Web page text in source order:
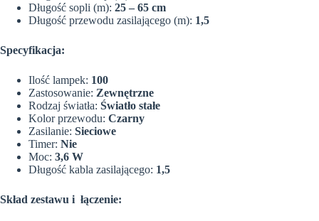
Długość sopli (m): 25 – 65 cm
Długość przewodu zasilającego (m): 1,5
Specyfikacja:
Ilość lampek: 100
Zastosowanie: Zewnętrzne
Rodzaj światła: Światło stałe
Kolor przewodu: Czarny
Zasilanie: Sieciowe
Timer: Nie
Moc: 3,6 W
Długość kabla zasilającego: 1,5
Skład zestawu i łączenie: